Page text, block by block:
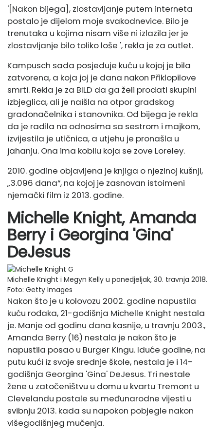
'[Nakon bijega], zlostavljanje putem interneta
postalo je dijelom moje svakodnevice. Bilo je
trenutaka u kojima nisam više ni izlazila jer je
zlostavljanje bilo toliko loše ', rekla je za outlet.
Kampusch sada posjeduje kuću u kojoj je bila
zatvorena, a koja joj je dana nakon Přiklopilove
smrti. Rekla je za BILD da ga želi prodati skupini
izbjeglica, ali je naišla na otpor gradskog
gradonačelnika i stanovnika. Od bijega je rekla
da je radila na odnosima sa sestrom i majkom,
izvijestila je utičnica, a utjehu je pronašla u
jahanju. Ona ima kobilu koja se zove Loreley.
2010. godine objavljena je knjiga o njezinoj kušnji,
„3.096 dana“, na kojoj je zasnovan istoimeni
njemački film iz 2013. godine.
Michelle Knight, Amanda
Berry i Georgina 'Gina'
DeJesus
Michelle Knight i Megyn Kelly u ponedjeljak, 30. travnja 2018.
Foto: Getty Images
Nakon što je u kolovozu 2002. godine napustila
kuću rođaka, 21-godišnja Michelle Knight nestala
je. Manje od godinu dana kasnije, u travnju 2003.,
Amanda Berry (16) nestala je nakon što je
napustila posao u Burger Kingu. Iduće godine, na
putu kući iz svoje srednje škole, nestala je i 14-
godišnja Georgina 'Gina' DeJesus. Tri nestale
žene u zatočeništvu u domu u kvartu Tremont u
Clevelandu postale su međunarodne vijesti u
svibnju 2013. kada su napokon pobjegle nakon
višegodišnjeg mučenja.